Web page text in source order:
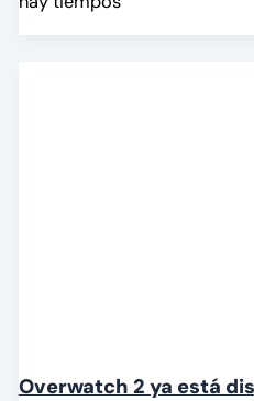
Overwatch 2 ya está